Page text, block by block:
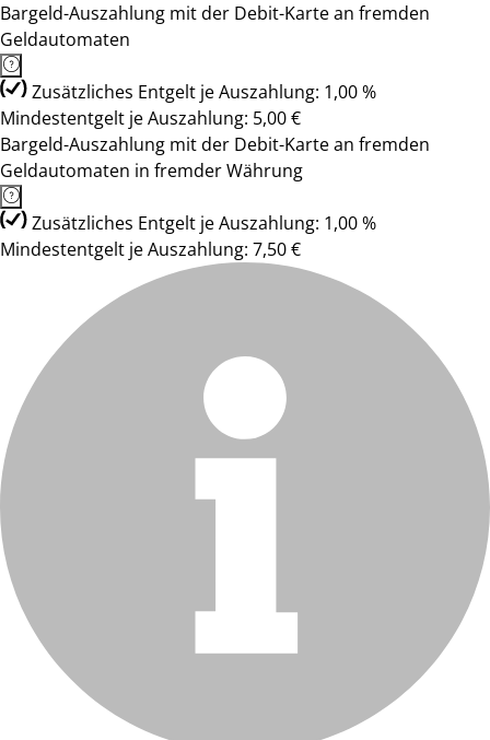
Bargeld-Auszahlung mit der Debit-Karte an fremden
Geldautomaten
Zusätzliches Entgelt je Auszahlung: 1,00 %
Mindestentgelt je Auszahlung: 5,00 €
Bargeld-Auszahlung mit der Debit-Karte an fremden
Geldautomaten in fremder Währung
Zusätzliches Entgelt je Auszahlung: 1,00 %
Mindestentgelt je Auszahlung: 7,50 €